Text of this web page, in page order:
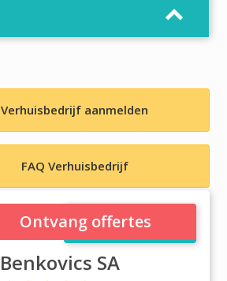
Verhuisbedrijf aanmelden
FAQ Verhuisbedrijf
Benkovics SA
Benkovics SA
Ontvang offertes